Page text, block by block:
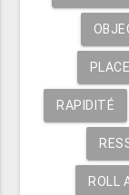
RAPIDITÉ
ROLL